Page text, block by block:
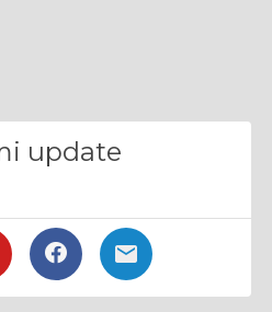
update